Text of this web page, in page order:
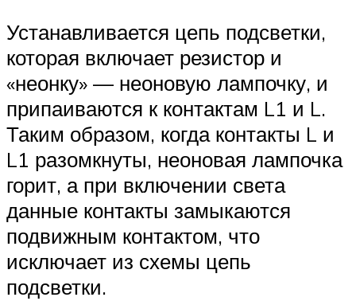
Устанавливается цепь подсветки,
которая включает резистор и
«неонку» — неоновую лампочку, и
припаиваются к контактам L1 и L.
Таким образом, когда контакты L и
L1 разомкнуты, неоновая лампочка
горит, а при включении света
данные контакты замыкаются
подвижным контактом, что
исключает из схемы цепь
подсветки.